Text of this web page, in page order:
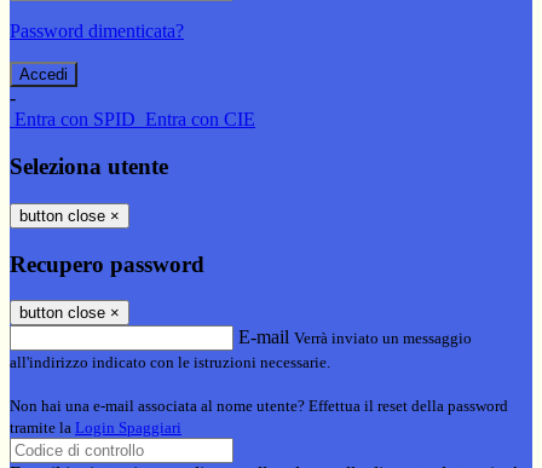
Password dimenticata?
-
Entra con SPID Entra con CIE
Seleziona utente
button close ×
Recupero password
button close ×
E-mail Verrà inviato un messaggio
all'indirizzo indicato con le istruzioni necessarie.
Non hai una e-mail associata al nome utente? Effettua il reset della password
tramite la Login Spaggiari